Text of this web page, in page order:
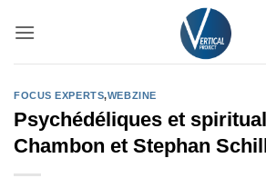
FOCUS EXPERTS,WEBZINE
Psychédéliques et
Chambon et Stephan